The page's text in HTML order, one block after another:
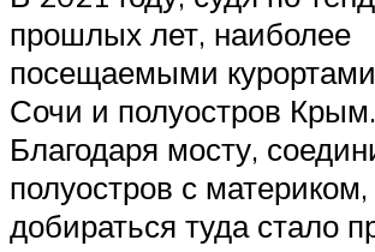
прошлых лет, наиболее
посещаемыми
Сочи и полуостров Крым.
Благодаря мосту,
полуостров с материком,
добираться туда стало